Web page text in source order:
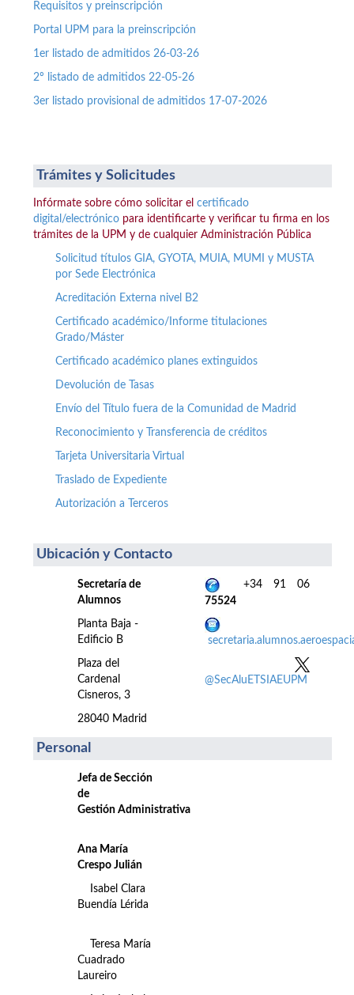
Requisitos y preinscripción
Portal UPM para la preinscripción
1er listado de admitidos 26-03-26
2º listado de admitidos 22-05-26
3er listado provisional de admitidos 17-07-2026
Trámites y Solicitudes
Infórmate sobre cómo solicitar el certificado
digital/electrónico para identificarte y verificar tu firma en los
trámites de la UPM y de cualquier Administración Pública
Solicitud títulos GIA, GYOTA, MUIA, MUMI y MUSTA
por Sede Electrónica
Acreditación Externa nivel B2
Certificado académico/Informe titulaciones
Grado/Máster
Certificado académico planes extinguidos
Devolución de Tasas
Envío del Título fuera de la Comunidad de Madrid
Reconocimiento y Transferencia de créditos
Tarjeta Universitaria Virtual
Traslado de Expediente
Autorización a Terceros
Ubicación y Contacto
Secretaría de
Alumnos
Planta Baja -
Edificio B
Plaza del
Cardenal
Cisneros, 3
28040 Madrid
+34 91 06
75524
@SecAluETSIAEUPM
Personal
Jefa de Sección
de
Gestión Administrativa
Ana María
Crespo Julián
Isabel Clara
Buendía Lérida
Teresa María
Cuadrado
Laureiro